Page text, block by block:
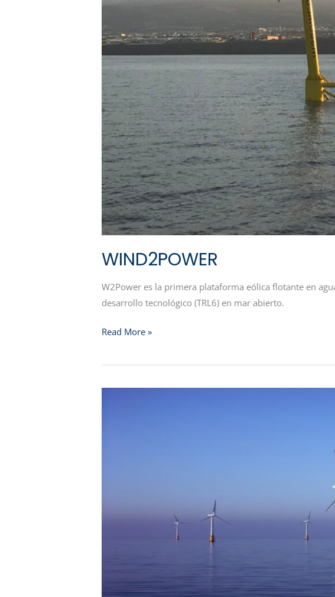
WIND2POWER
W2Power es la primera plataforma eólica flotante en
desarrollo tecnológico (TRL6) en mar abierto.
Read More »